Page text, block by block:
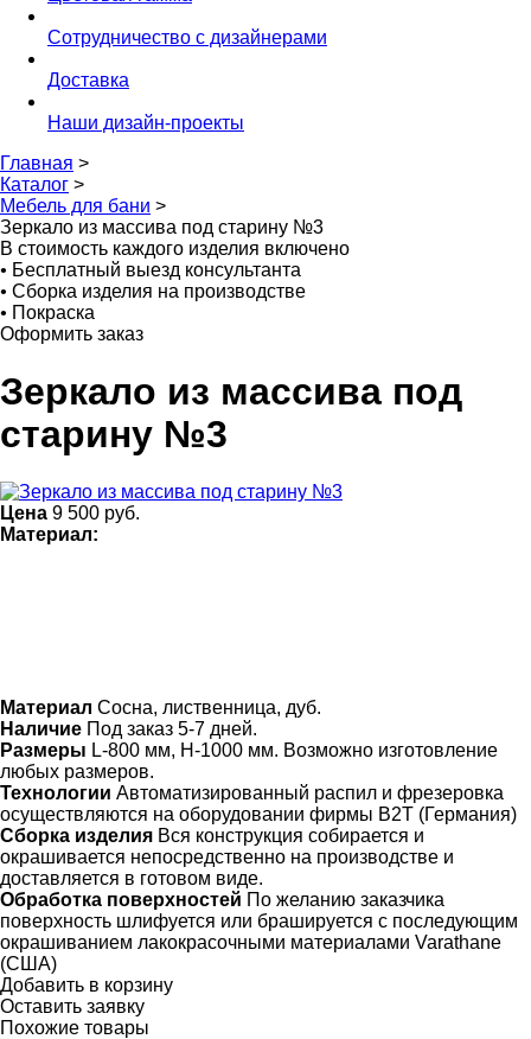
Сотрудничество с дизайнерами
Доставка
Наши дизайн-проекты
Главная >
Каталог >
Мебель для бани >
Зеркало из массива под старину №3
В стоимость каждого изделия включено
• Бесплатный выезд консультанта
• Сборка изделия на производстве
• Покраска
Оформить заказ
Зеркало из массива под
старину №3
Цена 9 500 руб.
Материал:
Материал Сосна, лиственница, дуб.
Наличие Под заказ 5-7 дней.
Размеры L-800 мм, H-1000 мм. Возможно изготовление
любых размеров.
Технологии Автоматизированный распил и фрезеровка
осуществляются на оборудовании фирмы B2T (Германия)
Сборка изделия Вся конструкция собирается и
окрашивается непосредственно на производстве и
доставляется в готовом виде.
Обработка поверхностей По желанию заказчика
поверхность шлифуется или брашируется с последующим
окрашиванием лакокрасочными материалами Varathane
(США)
Добавить в корзину
Оставить заявку
Похожие товары